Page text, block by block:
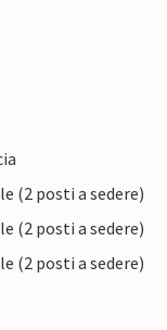
(2 posti a sedere)
(2 posti a sedere)
(2 posti a sedere)